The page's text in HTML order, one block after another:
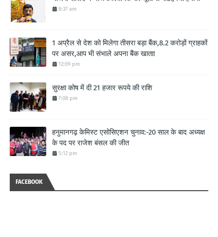
8:37 am
1 अप्रैल से देश को मिलेगा तीसरा बड़ा बैंक,8.2 करोड़ों ग्राहकों
पर असर,आप भी संभाले अपना बैंक खाता!
12:09 pm
सुरक्षा कोष में दी 21 हजार रूपये की राशि
7:08 pm
हनुमानगढ़ केमिस्ट एसोसिएशन चुनाव:-20 साल के बाद अध्यक्ष
के पद पर राजेश बंसल की जीत
5:12 pm
FACEBOOK